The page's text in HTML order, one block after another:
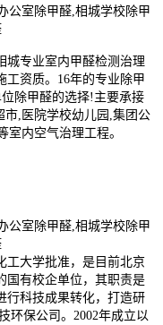
城专业室内甲醛检测治理
工资质。16年的专业除甲
除甲醛的选择!主要承接
,医院学校幼儿园,集团公
内空气治理工程。
工大学批准，是目前北京
国有校企单位，其职责是
行科技成果转化，打造研
环保公司。2002年成立以